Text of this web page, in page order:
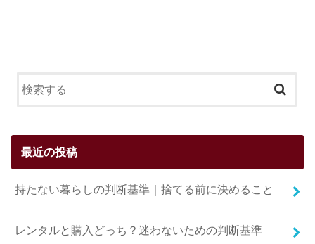
最近の投稿
持たない暮らしの判断基準｜捨てる前に決めること
レンタルと購入どっち？迷わないための判断基準